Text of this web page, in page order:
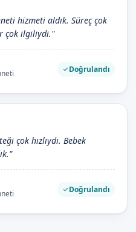
hizmeti aldık. Süreç çok
çok ilgiliydi."
Doğrulandı
çok hızlıydı. Bebek
Doğrulandı